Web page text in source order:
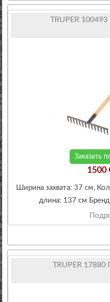
TRUPER
Заказать
1500
Ширина захвата: 37 см,
длина: 137 см
TRUPER 17880